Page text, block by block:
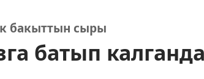
бакыттын сыры
батып калганда